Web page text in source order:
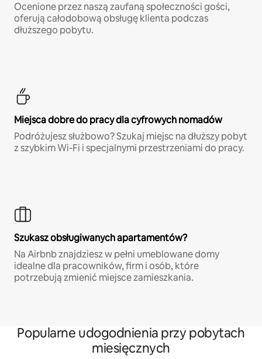
Ocenione przez naszą zaufaną społeczności gości,
oferują całodobową obsługę klienta podczas
dłuższego pobytu.
Miejsca dobre do pracy dla cyfrowych nomadów
Podróżujesz służbowo? Szukaj miejsc na dłuższy pobyt
z szybkim Wi-Fi i specjalnymi przestrzeniami do pracy.
Szukasz obsługiwanych apartamentów?
Na Airbnb znajdziesz w pełni umeblowane domy
idealne dla pracowników, firm i osób, które
potrzebują zmienić miejsce zamieszkania.
Popularne udogodnienia przy pobytach
miesięcznych